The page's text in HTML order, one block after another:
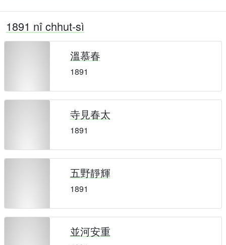
1891 nî chhut-sì
溫慕春
1891
寺見春太
1891
五野靜輝
1891
並河安重